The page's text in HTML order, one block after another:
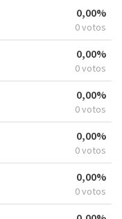
0,00%
0 votos
0,00%
0 votos
0,00%
0 votos
0,00%
0 votos
0,00%
0 votos